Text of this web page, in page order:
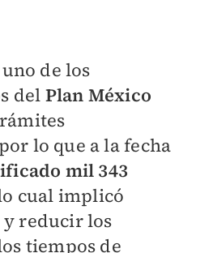
de los
del Plan México
lo que a la fecha
mil 343
cual implicó
reducir los
tiempos de